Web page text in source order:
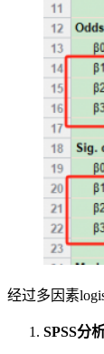
经过多因素
SPSS分